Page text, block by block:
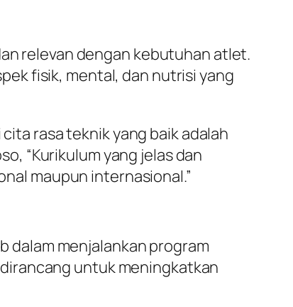
relevan dengan kebutuhan atlet.
fisik, mental, dan nutrisi yang
rasa teknik yang baik adalah
“Kurikulum yang jelas dan
maupun internasional.”
dalam menjalankan program
untuk meningkatkan